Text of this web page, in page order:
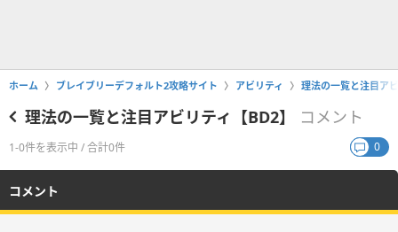
ホーム ブレイブリーデフォルト2攻略サイト アビリティ 理法の一覧と注目ア
理法の一覧と注目アビリティ【BD2】 コメント
1-0件を表示中 / 合計0件 0
コメント